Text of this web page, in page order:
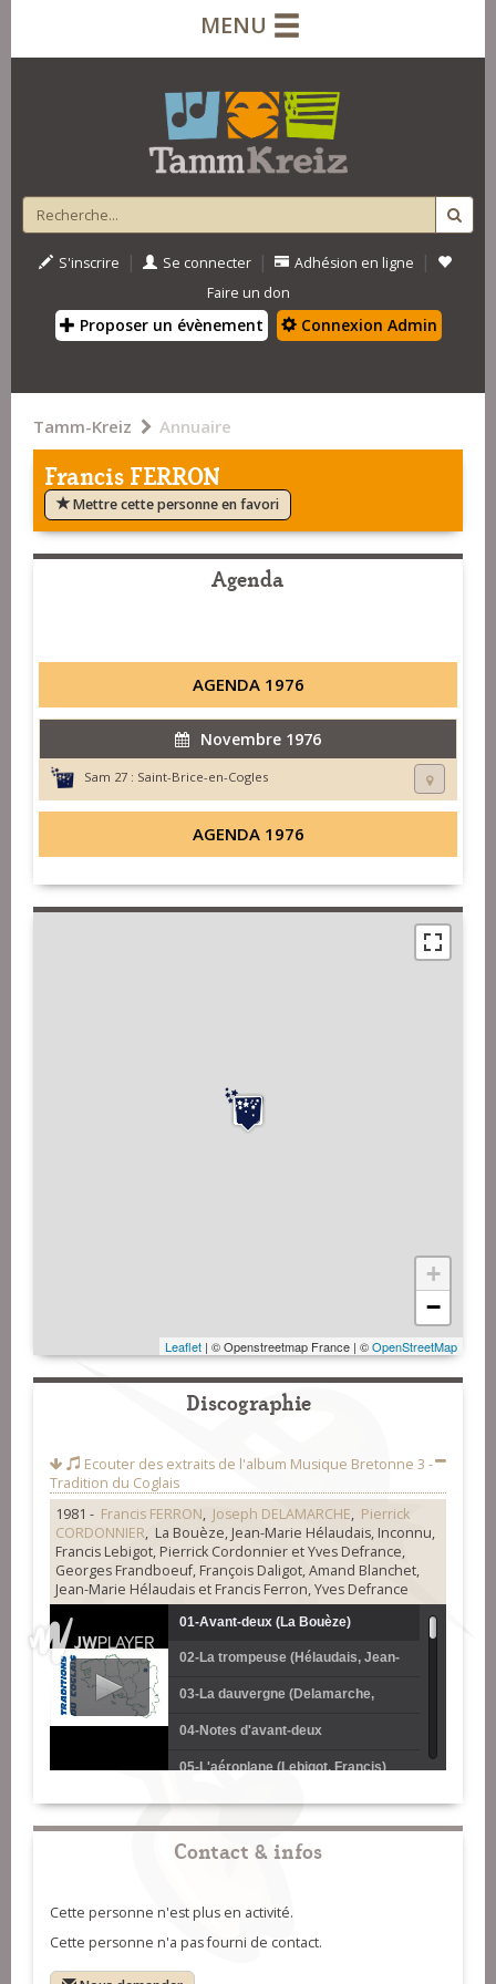
MENU
S'inscrire | Se connecter | Adhésion en ligne |
Faire un don
Proposer un évènement Connexion Admin
Tamm-Kreiz Annuaire
Francis FERRON
Mettre cette personne en favori
Agenda
AGENDA 1976
Novembre 1976
Sam 27 : Saint-Brice-en-Cogles
AGENDA 1976
+
−
Leaflet | © Openstreetmap France | ©OpenStreetMap
Discographie
Ecouter des extraits de l'album Musique Bretonne 3 -
Tradition du Coglais
1981 - Francis FERRON, Joseph DELAMARCHE, Pierrick
CORDONNIER, La Bouèze, Jean-Marie Hélaudais, Inconnu,
Francis Lebigot, Pierrick Cordonnier et Yves Defrance,
Georges Frandboeuf, François Daligot, Amand Blanchet,
Jean-Marie Hélaudais et Francis Ferron, Yves Defrance
01-Avant-deux (La Bouèze)
02-La trompeuse (Hélaudais, Jean-
Marie)
03-La dauvergne (Delamarche,
Joseph)
04-Notes d'avant-deux
05-L'aéroplane (Lebigot, Francis)
06-Les avant-deux (joués à
l'accordéon et notés) (Lebigot,
07-La polka piquée (bonjour ma
Francis)
09-La drolette (Cordonnier, Pierrick -
Defrance, Yves)
10-Avant-deux (Frandboeuf,
Contact & infos
Cette personne n'est plus en activité.
Cette personne n'a pas fourni de contact.